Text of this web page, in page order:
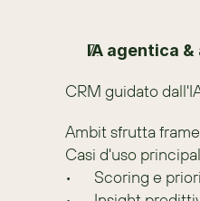
IA agentica
CRM guidato
Ambit sfrutta
Casi d'uso
•	Scoring e